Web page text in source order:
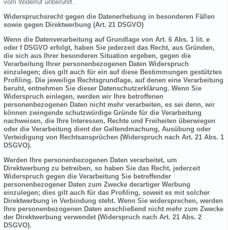
vom Widerruf unberührt.
Widerspruchsrecht gegen die Datenerhebung in besonderen Fällen
sowie gegen Direktwerbung (Art. 21 DSGVO)
Wenn die Datenverarbeitung auf Grundlage von Art. 6 Abs. 1 lit. e
oder f DSGVO erfolgt, haben Sie jederzeit das Recht, aus Gründen,
die sich aus Ihrer besonderen Situation ergeben, gegen die
Verarbeitung Ihrer personenbezogenen Daten Widerspruch
einzulegen; dies gilt auch für ein auf diese Bestimmungen gestütztes
Profiling. Die jeweilige Rechtsgrundlage, auf denen eine Verarbeitung
beruht, entnehmen Sie dieser Datenschutzerklärung. Wenn Sie
Widerspruch einlegen, werden wir Ihre betroffenen
personenbezogenen Daten nicht mehr verarbeiten, es sei denn, wir
können zwingende schutzwürdige Gründe für die Verarbeitung
nachweisen, die Ihre Interessen, Rechte und Freiheiten überwiegen
oder die Verarbeitung dient der Geltendmachung, Ausübung oder
Verteidigung von Rechtsansprüchen (Widerspruch nach Art. 21 Abs. 1
DSGVO).
Werden Ihre personenbezogenen Daten verarbeitet, um
Direktwerbung zu betreiben, so haben Sie das Recht, jederzeit
Widerspruch gegen die Verarbeitung Sie betreffender
personenbezogener Daten zum Zwecke derartiger Werbung
einzulegen; dies gilt auch für das Profiling, soweit es mit solcher
Direktwerbung in Verbindung steht. Wenn Sie widersprechen, werden
Ihre personenbezogenen Daten anschließend nicht mehr zum Zwecke
der Direktwerbung verwendet (Widerspruch nach Art. 21 Abs. 2
DSGVO).